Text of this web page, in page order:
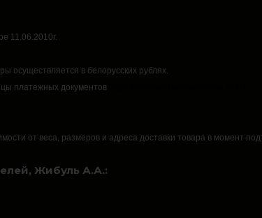
11.06.2010г.
осуществляется в белорусских рублях.
платежных документов
от веса, размеров и адреса доставки товара в момент
Жибуль А.А.: